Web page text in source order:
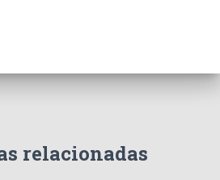
relacionadas